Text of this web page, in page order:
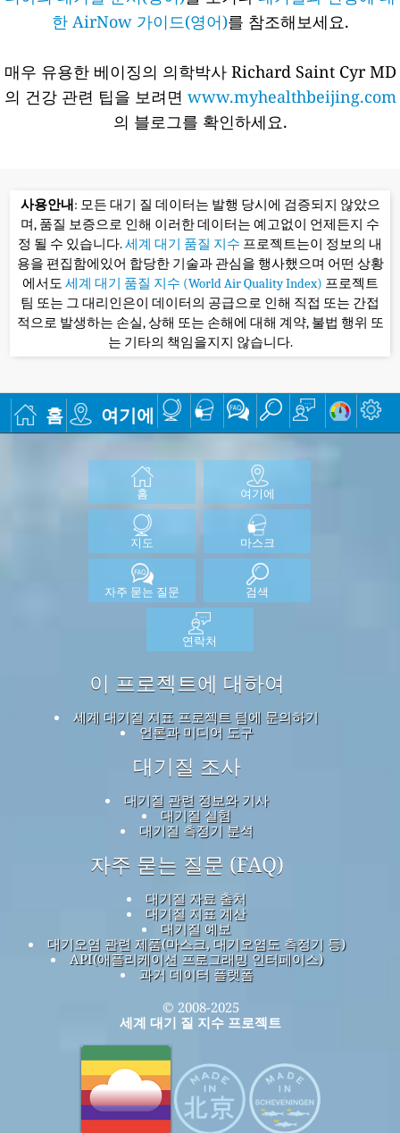
한 AirNow 가이드(영어)를 참조해보세요.
매우 유용한 베이징의 의학박사 Richard Saint Cyr MD
의 건강 관련 팁을 보려면 www.myhealthbeijing.com
의 블로그를 확인하세요.
사용안내: 모든 대기 질 데이터는 발행 당시에 검증되지 않았으
며, 품질 보증으로 인해 이러한 데이터는 예고없이 언제든지 수
정 될 수 있습니다.세계 대기 품질 지수 프로젝트는이 정보의 내
용을 편집함에있어 합당한 기술과 관심을 행사했으며 어떤 상황
에서도 세계 대기 품질 지수 (World Air Quality Index) 프로젝트
팀 또는 그 대리인은이 데이터의 공급으로 인해 직접 또는 간접
적으로 발생하는 손실, 상해 또는 손해에 대해 계약, 불법 행위 또
는 기타의 책임을지지 않습니다.
홈 여기에
홈 여기에
지도 마스크
자주 묻는 질문 검색
연락처
이 프로젝트에 대하여
세계 대기질 지표 프로젝트 팀에 문의하기
언론과 미디어 도구
대기질 조사
대기질 관련 정보와 기사
대기질 실험
대기질 측정기 분석
자주 묻는 질문 (FAQ)
대기질 자료 출처
대기질 지표 계산
대기질 예보
대기오염 관련 제품(마스크, 대기오염도 측정기 등)
API(애플리케이션 프로그래밍 인터페이스)
과거 데이터 플랫폼
© 2008-2025
세계 대기 질 지수 프로젝트